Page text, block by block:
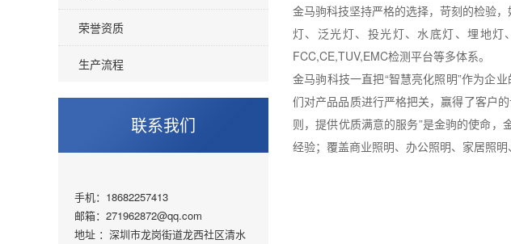
荣誉资质
生产流程
联系我们
手机：18682257413
邮箱：271962872@qq.com
地址 ：深圳市龙岗街道龙西社区清水
金马驹科技坚持严格的选择，苛刻的检验
灯、泛光灯、投光灯、水底灯、埋地
FCC,CE,TUV,EMC检测平台等多体系。
金马驹科技一直把“智慧亮化照明”作为企
们对产品品质进行严格把关，赢得了客户
则，提供优质满意的服务”是金驹的使命
经验；覆盖商业照明、办公照明、家居照